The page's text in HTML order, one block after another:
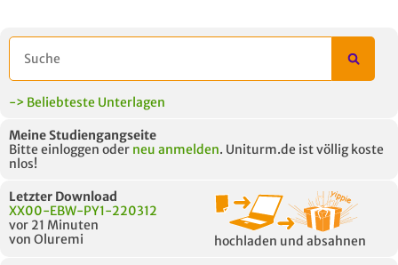
-> Beliebteste Unterlagen
Meine Studiengangseite
Bitte einloggen oder neu anmelden. Uniturm.de ist völlig koste
nlos!
Letzter Download
XX00-EBW-PY1-220312
vor 21 Minuten
von Oluremi
hochladen und absahnen